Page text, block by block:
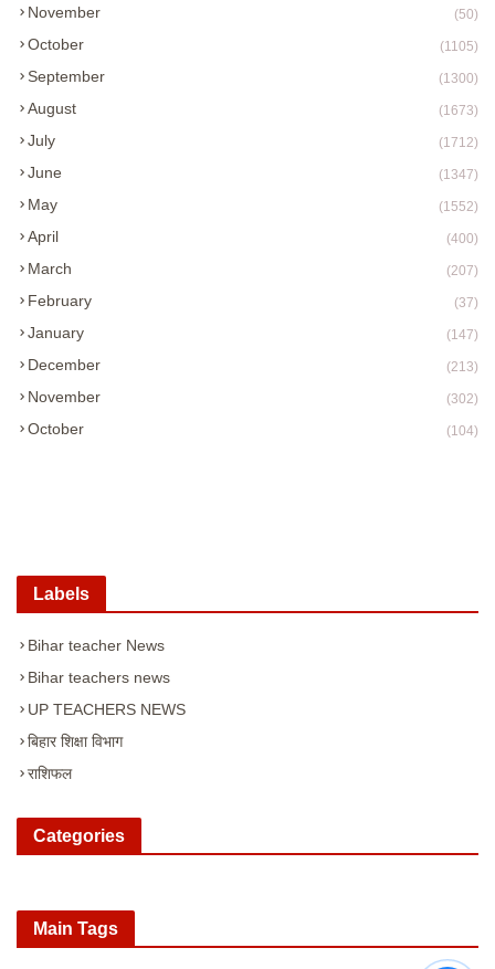
November (50)
October (1105)
September (1300)
August (1673)
July (1712)
June (1347)
May (1552)
April (400)
March (207)
February (37)
January (147)
December (213)
November (302)
October (104)
Labels
Bihar teacher News
Bihar teachers news
UP TEACHERS NEWS
बिहार शिक्षा विभाग
राशिफल
Categories
Main Tags